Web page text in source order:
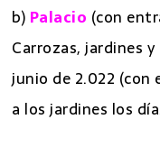
b) Palacio (con
Carrozas, jardines
junio de 2.022
a los jardines los